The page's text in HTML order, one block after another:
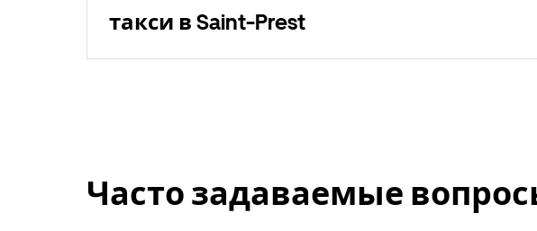
такси в Saint-Prest
Часто задаваемые